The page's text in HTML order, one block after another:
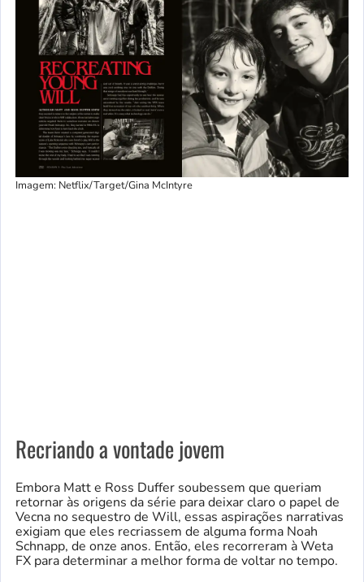
Imagem: Netflix/Target/Gina McIntyre
Recriando a vontade jovem
Embora Matt e Ross Duffer soubessem que queriam
retornar às origens da série para deixar claro o papel de
Vecna ​​no sequestro de Will, essas aspirações narrativas
exigiam que eles recriassem de alguma forma Noah
Schnapp, de onze anos. Então, eles recorreram à Weta
FX para determinar a melhor forma de voltar no tempo.